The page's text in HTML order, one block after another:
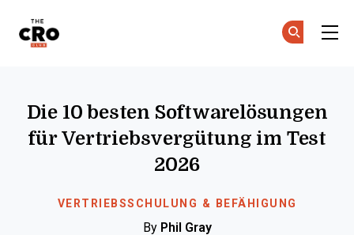
VERTRIEBSSCHULUNG & BEFÄHIGUNG
Die 10 besten Softwarelösungen
für Vertriebsvergütung im Test
2026
By Phil Gray